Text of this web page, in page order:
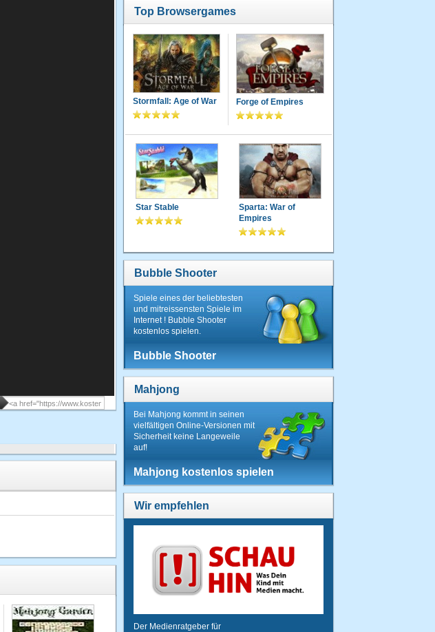
Top Browsergames
Stormfall: Age of War Forge of Empires
Star Stable
Sparta: War of
Empires
Bubble Shooter
Spiele eines der beliebtesten
und mitreissensten Spiele im
Internet ! Bubble Shooter
kostenlos spielen.
Bubble Shooter
Mahjong
Bei Mahjong kommt in seinen
vielfältigen Online-Versionen mit
Sicherheit keine Langeweile
auf!
Mahjong kostenlos spielen
Wir empfehlen
Der Medienratgeber für